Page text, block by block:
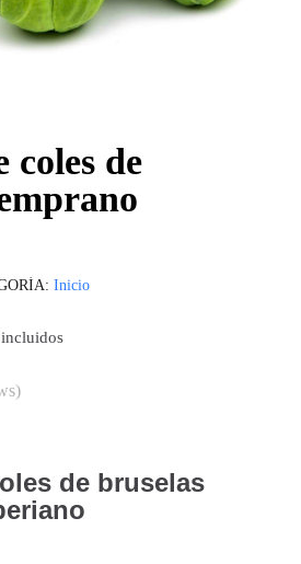
coles de
Inicio
de bruselas